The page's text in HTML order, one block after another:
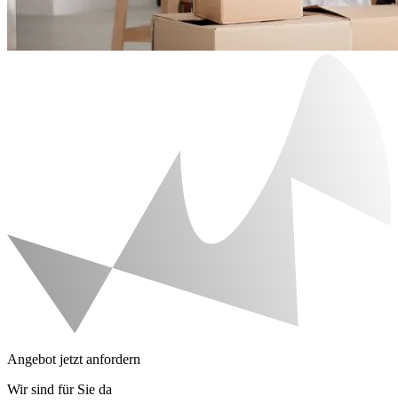
Angebot jetzt anfordern
Wir sind für Sie da